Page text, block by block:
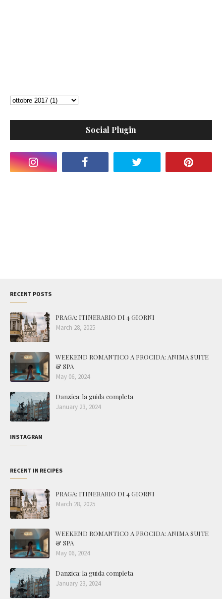
Social Plugin
RECENT POSTS
PRAGA: ITINERARIO DI 4 GIORNI
March 28, 2025
WEEKEND ROMANTICO A PROCIDA: ANIMA SUITE
& SPA
May 06, 2024
Danzica: la guida completa
January 23, 2024
INSTAGRAM
RECENT IN RECIPES
PRAGA: ITINERARIO DI 4 GIORNI
March 28, 2025
WEEKEND ROMANTICO A PROCIDA: ANIMA SUITE
& SPA
May 06, 2024
Danzica: la guida completa
January 23, 2024